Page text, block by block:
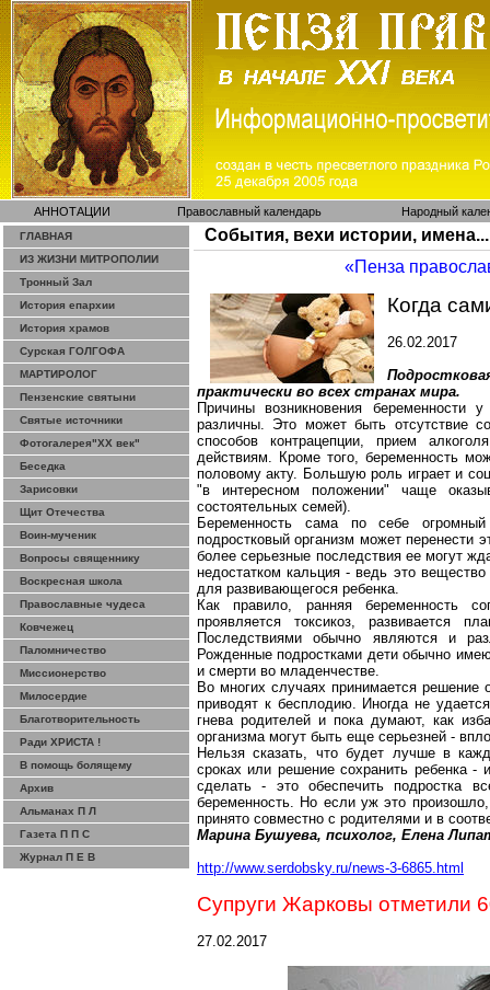
АННОТАЦИИ Православный календарь Народный
ГЛАВНАЯ
ИЗ ЖИЗНИ МИТРОПОЛИИ
Тронный Зал
История епархии
История храмов
Сурская ГОЛГОФА
МАРТИРОЛОГ
Пензенские святыни
Святые источники
Фотогалерея"ХХ век"
Беседка
Зарисовки
Щит Отечества
Воин-мученик
Вопросы священнику
Воскресная школа
Православные чудеса
Ковчежец
Паломничество
Миссионерство
Милосердие
Благотворительность
Ради ХРИСТА !
В помощь болящему
Архив
Альманах П Л
Газета П П С
Журнал П Е В
События, вехи истории, имена...
«Пенза
Когда
26.02.2017
практически во всех странах мира.
Причины возникновения
различны. Это может быть отсутствие
способов контрацепции, прием
действиям. Кроме того, беременность
половому акту. Большую роль играет и
"в интересном положении" чаще
состоятельных семей).
Беременность сама по себе
подростковый организм может перенести
более серьезные последствия ее могут
недостатком кальция - ведь это
для развивающегося ребенка.
Как правило, ранняя беременность
проявляется токсикоз, развивается
Последствиями обычно являются и
Рожденные подростками дети обычно
и смерти во младенчестве.
Во многих случаях принимается решение
приводят к бесплодию. Иногда не
гнева родителей и пока думают, как
организма могут быть еще серьезней -
Нельзя сказать, что будет лучше в
сроках или решение сохранить ребенка
сделать - это обеспечить подростка
беременность. Но если уж это
принято совместно с родителями и в
Марина Бушуева, психолог, Елена
http://www.serdobsky.ru/news-3-6865.html
Супруги Жарковы отметили
27.02.2017